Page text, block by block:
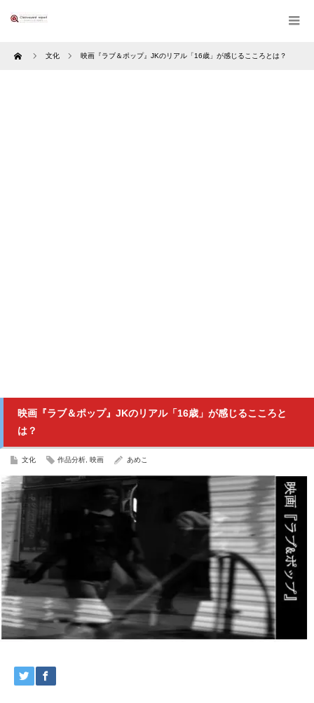
Home 文化 映画『ラブ＆ポップ』JKのリアル「16歳」が感じるこころとは？
映画『ラブ＆ポップ』JKのリアル「16歳」が感じるこころと
は？
文化 作品分析 映画 あめこ